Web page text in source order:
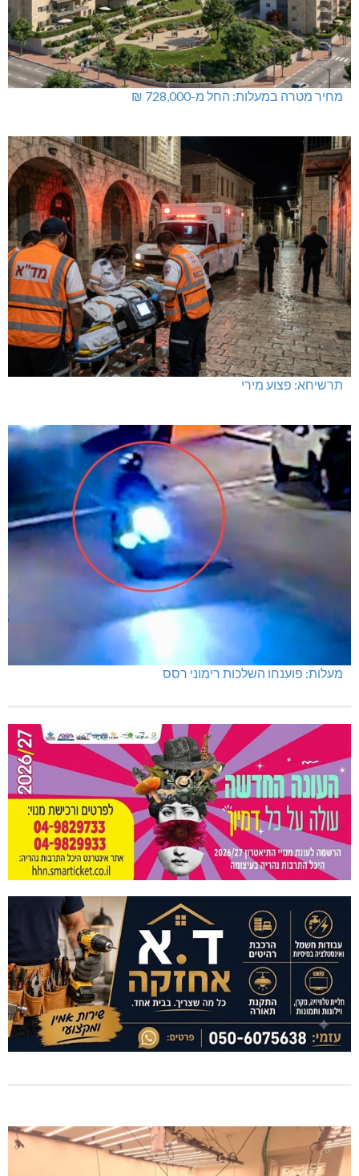
מחיר מטרה במעלות: החל מ-728,000 ₪
תרשיחא: פצוע מירי
מעלות: פוענחו השלכות רימוני רסס